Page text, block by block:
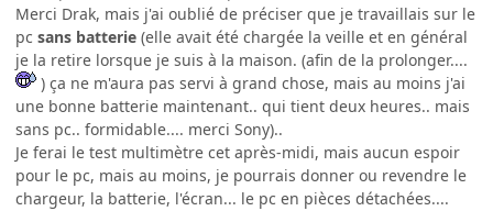
Merci Drak, mais j'ai oublié de préciser que je travaillais sur le
pc sans batterie (elle avait été chargée la veille et en général
je la retire lorsque je suis à la maison. (afin de la prolonger....
) ça ne m'aura pas servi à grand chose, mais au moins j'ai
une bonne batterie maintenant.. qui tient deux heures.. mais
sans pc.. formidable.... merci Sony)..
Je ferai le test multimètre cet après-midi, mais aucun espoir
pour le pc, mais au moins, je pourrais donner ou revendre le
chargeur, la batterie, l'écran... le pc en pièces détachées....